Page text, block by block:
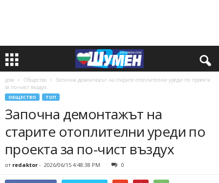
дом Общество
Започна демонтажът на старите отоплителни уреди по проекта
за по-чист въздух
ОБЩЕСТВО ТОП
Започна демонтажът на
старите отоплителни уреди по
проекта за по-чист въздух
от redaktor - 2026/06/15 4:48:38 PM 0